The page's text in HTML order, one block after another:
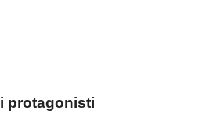
protagonisti